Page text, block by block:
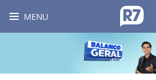
MENU